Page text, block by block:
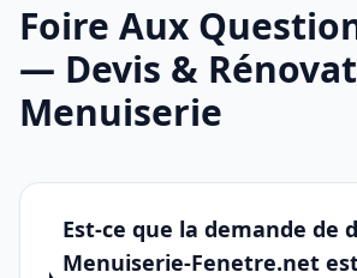
Foire Aux
— Devis &
Menuiserie
Est-ce que la demande de
Menuiserie-Fenetre.net